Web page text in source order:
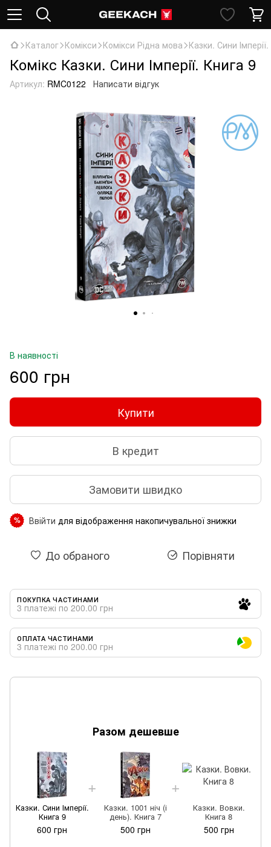
Каталог Комікси Комікси Рідна мова Казки. Сини
Комікс Казки. Сини Імперії. Книга 9
Артикул: RMC0122 Написати відгук
В наявності
600 грн
Купити
В кредит
Замовити швидко
% Ввійти для відображення накопичувальної знижки
До обраного Порівняти
ПОКУПКА ЧАСТИНАМИ
3 платежі по 200.00 грн
ОПЛАТА ЧАСТИНАМИ
3 платежі по 200.00 грн
Разом дешевше
Казки. Сини Імперії.
Книга 9
600 грн
Казки. 1001 ніч (і
день). Книга 7
500 грн
Казки. Вовки.
Книга 8
500 грн